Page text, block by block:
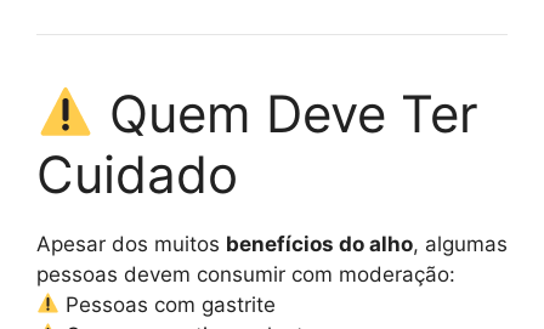
Quem Deve Ter
Cuidado
Apesar dos muitos benefícios do alho, algumas
pessoas devem consumir com moderação:
Pessoas com gastrite